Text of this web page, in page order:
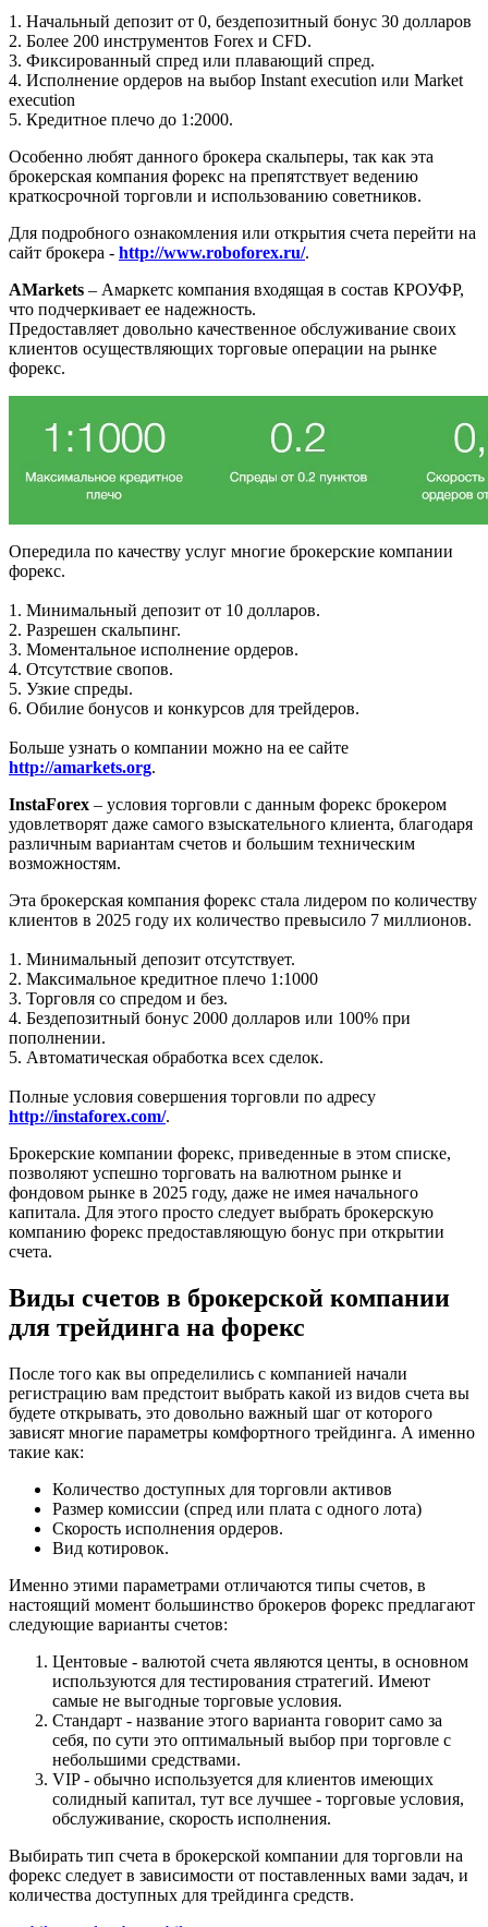
1. Начальный депозит от 0, бездепозитный бонус 30 долларов
2. Более 200 инструментов Forex и CFD.
3. Фиксированный спред или плавающий спред.
4. Исполнение ордеров на выбор Instant execution или Market
execution
5. Кредитное плечо до 1:2000.
Особенно любят данного брокера скальперы, так как эта
брокерская компания форекс на препятствует ведению
краткосрочной торговли и использованию советников.
Для подробного ознакомления или открытия счета перейти на
сайт брокера - http://www.roboforex.ru/.
AMarkets – Амаркетс компания входящая в состав КРОУФР,
что подчеркивает ее надежность.
Предоставляет довольно качественное обслуживание своих
клиентов осуществляющих торговые операции на рынке
форекс.
Опередила по качеству услуг многие брокерские компании
форекс.
1. Минимальный депозит от 10 долларов.
2. Разрешен скальпинг.
3. Моментальное исполнение ордеров.
4. Отсутствие свопов.
5. Узкие спреды.
6. Обилие бонусов и конкурсов для трейдеров.
Больше узнать о компании можно на ее сайте
http://amarkets.org.
InstaForex – условия торговли с данным форекс брокером
удовлетворят даже самого взыскательного клиента, благодаря
различным вариантам счетов и большим техническим
возможностям.
Эта брокерская компания форекс стала лидером по количеству
клиентов в 2025 году их количество превысило 7 миллионов.
1. Минимальный депозит отсутствует.
2. Максимальное кредитное плечо 1:1000
3. Торговля со спредом и без.
4. Бездепозитный бонус 2000 долларов или 100% при
пополнении.
5. Автоматическая обработка всех сделок.
Полные условия совершения торговли по адресу
http://instaforex.com/.
Брокерские компании форекс, приведенные в этом списке,
позволяют успешно торговать на валютном рынке и
фондовом рынке в 2025 году, даже не имея начального
капитала. Для этого просто следует выбрать брокерскую
компанию форекс предоставляющую бонус при открытии
счета.
Виды счетов в брокерской компании
для трейдинга на форекс
После того как вы определились с компанией начали
регистрацию вам предстоит выбрать какой из видов счета вы
будете открывать, это довольно важный шаг от которого
зависят многие параметры комфортного трейдинга. А именно
такие как:
Количество доступных для торговли активов
Размер комиссии (спред или плата с одного лота)
Скорость исполнения ордеров.
Вид котировок.
Именно этими параметрами отличаются типы счетов, в
настоящий момент большинство брокеров форекс предлагают
следующие варианты счетов:
Центовые - валютой счета являются центы, в основном
используются для тестирования стратегий. Имеют
самые не выгодные торговые условия.
Стандарт - название этого варианта говорит само за
себя, по сути это оптимальный выбор при торговле с
небольшими средствами.
VIP - обычно используется для клиентов имеющих
солидный капитал, тут все лучшее - торговые условия,
обслуживание, скорость исполнения.
Выбирать тип счета в брокерской компании для торговли на
форекс следует в зависимости от поставленных вами задач, и
количества доступных для трейдинга средств.